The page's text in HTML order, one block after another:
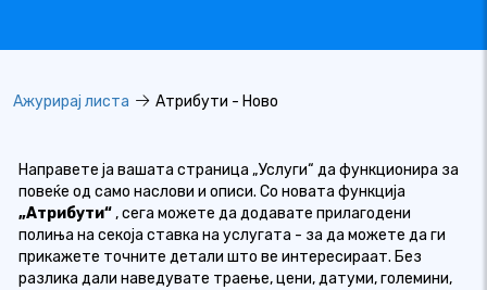
Ажурирај листа Атрибути - Ново
Направете ја вашата страница „Услуги“ да функционира за
повеќе од само наслови и описи. Со новата функција
„Атрибути“, сега можете да додавате прилагодени
полиња на секоја ставка на услугата - за да можете да ги
прикажете точните детали што ве интересираат. Без
разлика дали наведувате траење, цени, датуми, големини,